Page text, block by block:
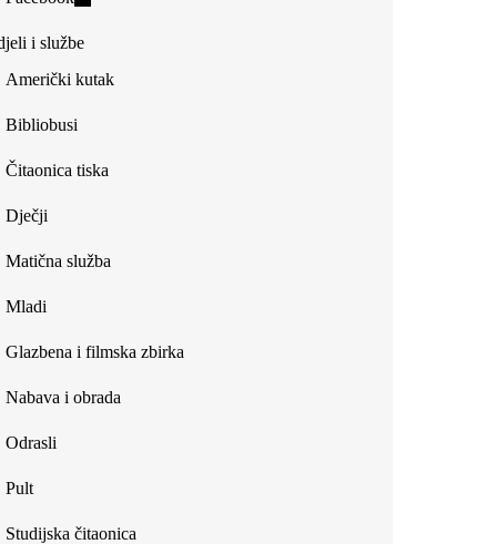
external)
external)
i službe
Američki kutak
Bibliobusi
Čitaonica tiska
Dječji
Matična služba
Mladi
Glazbena i filmska zbirka
Nabava i obrada
Odrasli
Pult
Studijska čitaonica